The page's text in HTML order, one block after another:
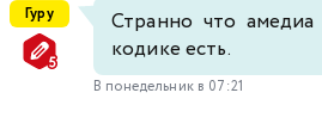
Гуру
Странно что
кодике есть.
В понедельник в 07:21